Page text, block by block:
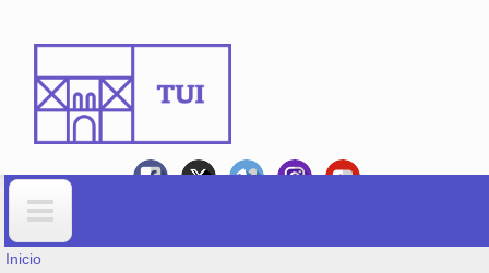
Formulario de busca
VOSTEDE ESTÁ AQUÍ
Inicio